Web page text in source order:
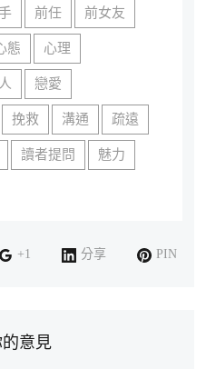
前任 前女友
態 心理
戀愛
挽救 溝通 疏遠
讀者提問 魅力
+1 分享 PIN
意見